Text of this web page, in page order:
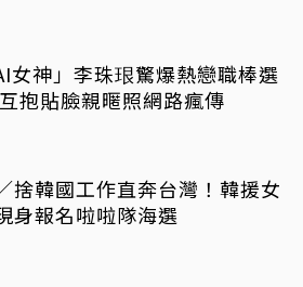
女神」李珠珢驚爆熱戀職棒選
抱貼臉親暱照網路瘋傳
捨韓國工作直奔台灣！韓援女
身報名啦啦隊海選